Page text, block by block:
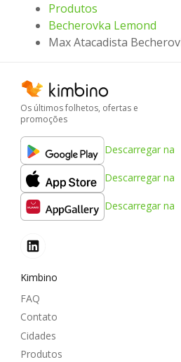
Produtos
Becherovka Lemond
Max Atacadista
Os últimos folhetos, ofertas e
promoções
Descarregar na
Descarregar na
Descarregar na
Kimbino
FAQ
Contato
Cidades
Produtos